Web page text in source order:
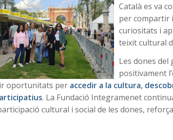
Català es va
per compartir
curiositats i
teixit cultural
Les dones
positivament
oportunitats per accedir a la cultura,
. La Fundació Integramenet
cultural i social de les dones,